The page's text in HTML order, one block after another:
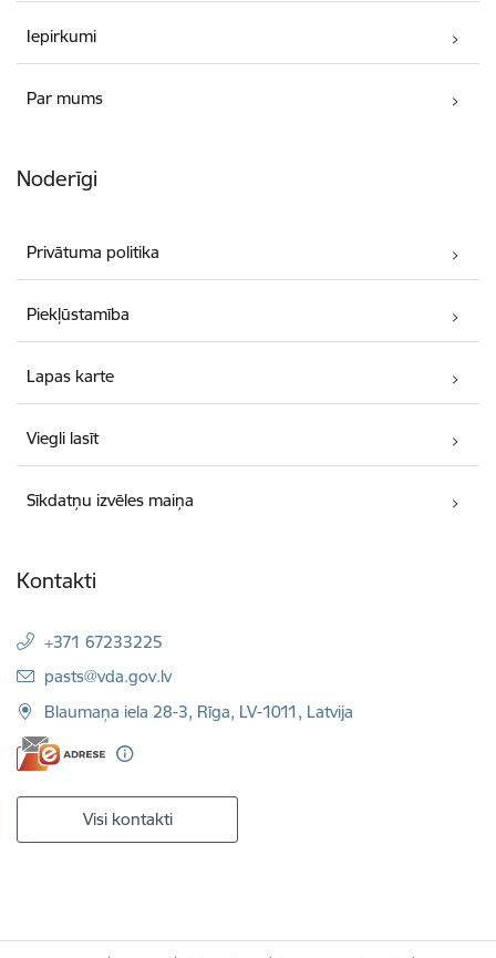
Iepirkumi
Par mums
Noderīgi
Privātuma politika
Piekļūstamība
Lapas karte
Viegli lasīt
Sīkdatņu izvēles maiņa
Kontakti
+371 67233225
E-pasts:
pasts@vda.gov.lv
Blaumaņa iela 28-3, Rīga, LV-1011, Latvija
Visi kontakti